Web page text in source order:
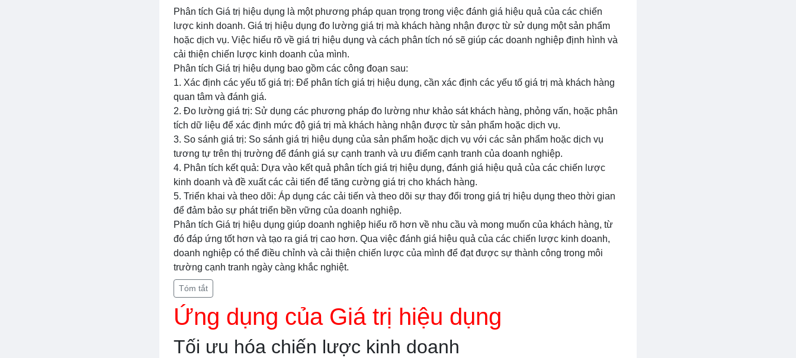
Phân tích Giá trị hiệu dụng là một phương pháp quan trọng trong việc đánh giá hiệu quả của các chiến
lược kinh doanh. Giá trị hiệu dụng đo lường giá trị mà khách hàng nhận được từ sử dụng một sản phẩm
hoặc dịch vụ. Việc hiểu rõ về giá trị hiệu dụng và cách phân tích nó sẽ giúp các doanh nghiệp định hình và
cải thiện chiến lược kinh doanh của mình.
Phân tích Giá trị hiệu dụng bao gồm các công đoạn sau:
1. Xác định các yếu tố giá trị: Để phân tích giá trị hiệu dụng, cần xác định các yếu tố giá trị mà khách hàng
quan tâm và đánh giá.
2. Đo lường giá trị: Sử dụng các phương pháp đo lường như khảo sát khách hàng, phỏng vấn, hoặc phân
tích dữ liệu để xác định mức độ giá trị mà khách hàng nhận được từ sản phẩm hoặc dịch vụ.
3. So sánh giá trị: So sánh giá trị hiệu dụng của sản phẩm hoặc dịch vụ với các sản phẩm hoặc dịch vụ
tương tự trên thị trường để đánh giá sự cạnh tranh và ưu điểm cạnh tranh của doanh nghiệp.
4. Phân tích kết quả: Dựa vào kết quả phân tích giá trị hiệu dụng, đánh giá hiệu quả của các chiến lược
kinh doanh và đề xuất các cải tiến để tăng cường giá trị cho khách hàng.
5. Triển khai và theo dõi: Áp dụng các cải tiến và theo dõi sự thay đổi trong giá trị hiệu dụng theo thời gian
để đảm bảo sự phát triển bền vững của doanh nghiệp.
Phân tích Giá trị hiệu dụng giúp doanh nghiệp hiểu rõ hơn về nhu cầu và mong muốn của khách hàng, từ
đó đáp ứng tốt hơn và tạo ra giá trị cao hơn. Qua việc đánh giá hiệu quả của các chiến lược kinh doanh,
doanh nghiệp có thể điều chỉnh và cải thiện chiến lược của mình để đạt được sự thành công trong môi
trường cạnh tranh ngày càng khắc nghiệt.
Tóm tắt
Ứng dụng của Giá trị hiệu dụng
Tối ưu hóa chiến lược kinh doanh